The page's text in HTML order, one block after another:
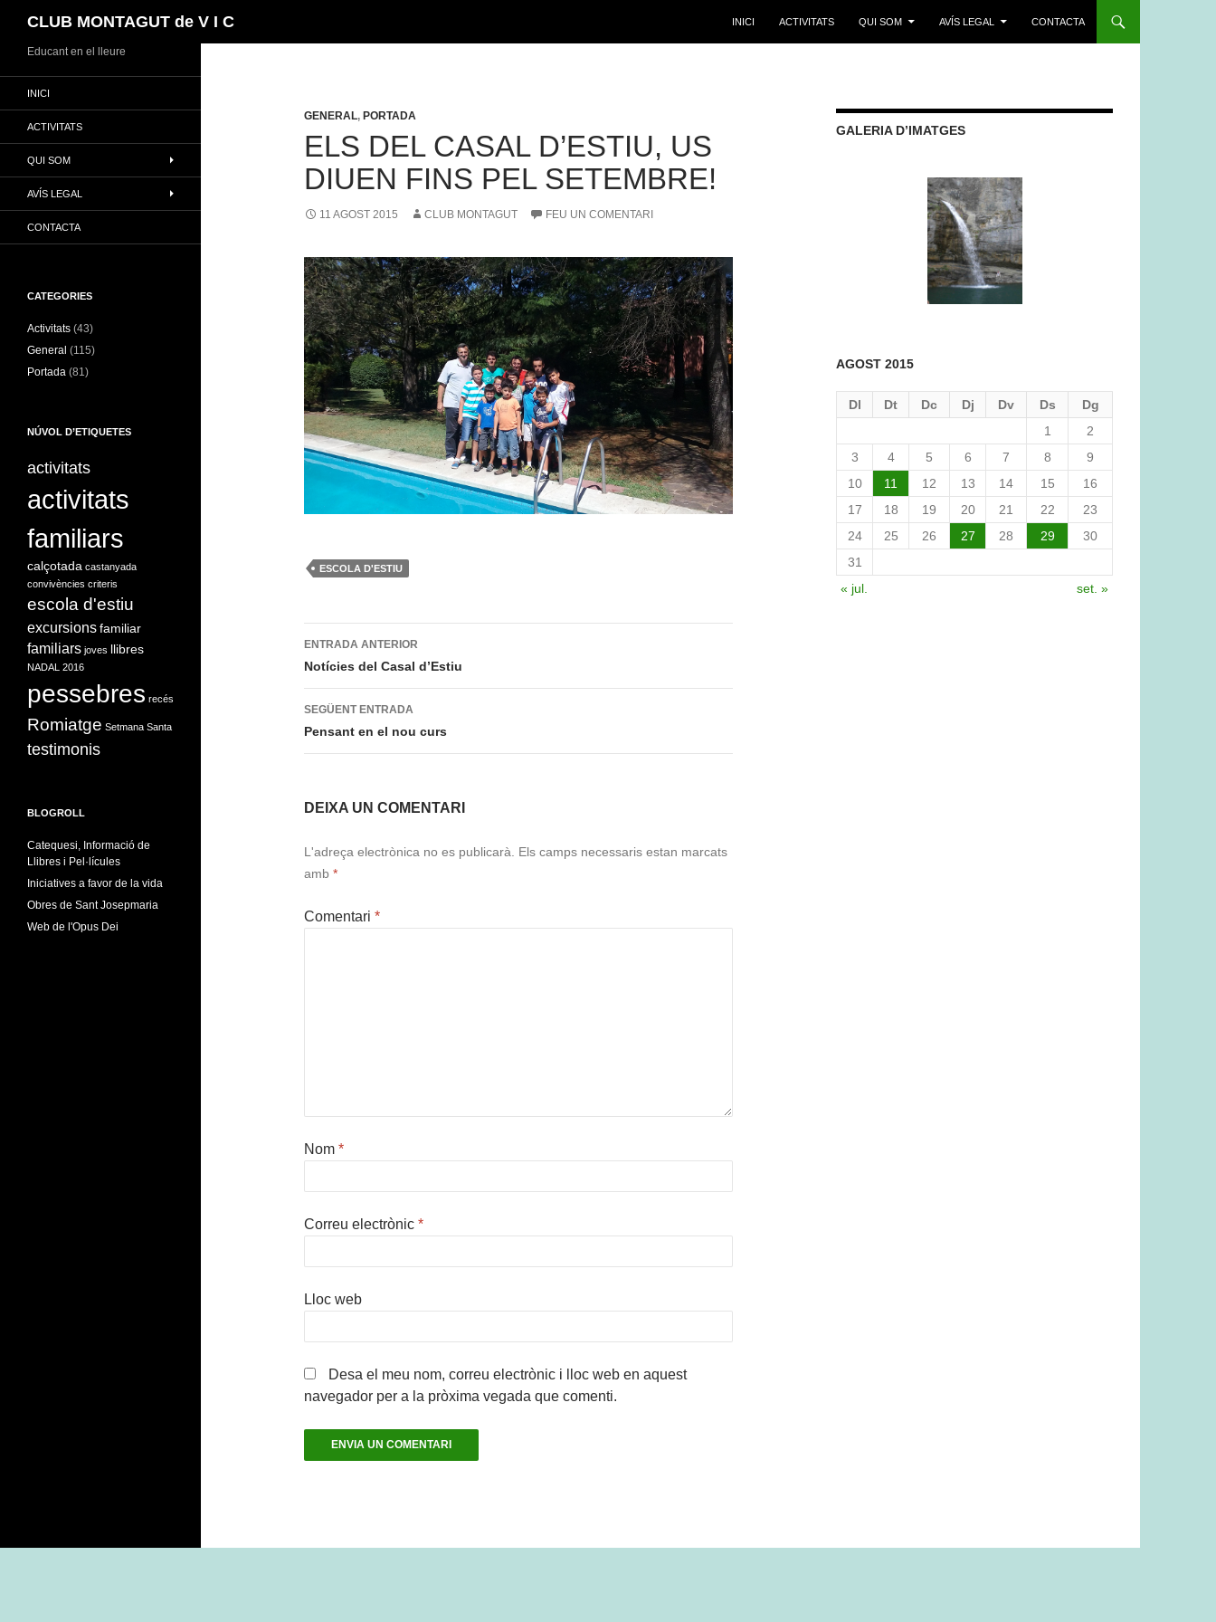
al
contingut
CLUB MONTAGUT de V I C INICI ACTIVITATS QUI SOM AVÍS LEGAL CONTACTA
GENERAL, PORTADA
ELS DEL CASAL D’ESTIU, US
DIUEN FINS PEL SETEMBRE!
11 AGOST 2015 CLUB MONTAGUT FEU UN COMENTARI
ESCOLA D'ESTIU
Navegació
per
les
entrades
ENTRADA ANTERIOR
Notícies del Casal d’Estiu
SEGÜENT ENTRADA
Pensant en el nou curs
DEIXA UN COMENTARI
L'adreça electrònica no es publicarà. Els camps necessaris estan marcats
amb *
Comentari *
Nom *
Correu electrònic *
Lloc web
Desa el meu nom, correu electrònic i lloc web en aquest
navegador per a la pròxima vegada que comenti.
GALERIA D’IMATGES
AGOST 2015
Dl Dt Dc Dj Dv Ds
Dg
1
2
3
4 5 6 7 8
9
10
11 12 13 14 15
16
17
18 19 20 21 22
23
24
25 26 27 28 29
30
31
« jul.
set. »
Educant en el lleure
INICI
ACTIVITATS
QUI SOM
AVÍS LEGAL
CONTACTA
CATEGORIES
Activitats (43)
General (115)
Portada (81)
NÚVOL D’ETIQUETES
activitats
activitats
familiars
calçotada castanyada
convivències criteris
escola d'estiu
excursions familiar
familiars joves llibres
NADAL 2016
pessebres recés
Romiatge Setmana Santa
testimonis
BLOGROLL
Catequesi, Informació de
Llibres i Pel·lícules
Iniciatives a favor de la vida
Obres de Sant Josepmaria
Web de l'Opus Dei